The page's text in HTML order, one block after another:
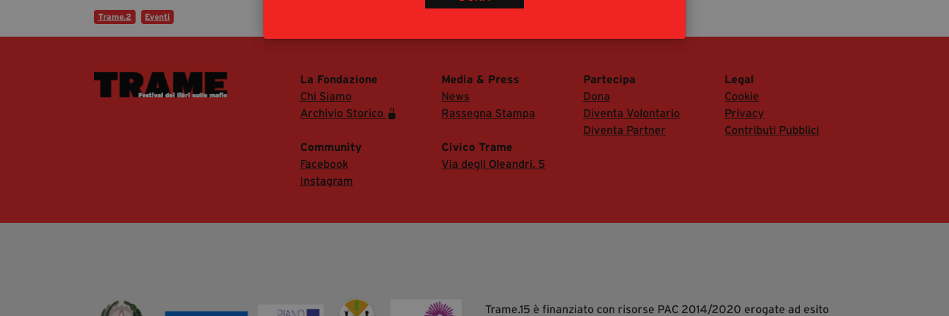
Trame.2 Eventi
La Fondazione
Chi Siamo
Archivio Storico
Media & Press
News
Rassegna Stampa
Partecipa
Dona
Diventa Volontario
Diventa Partner
Legal
Cookie
Privacy
Contributi Pubblici
Community
Facebook
Instagram
Civico Trame
Via degli Oleandri, 5
Trame.15 è finanziato con risorse PAC 2014/2020 erogate ad esito